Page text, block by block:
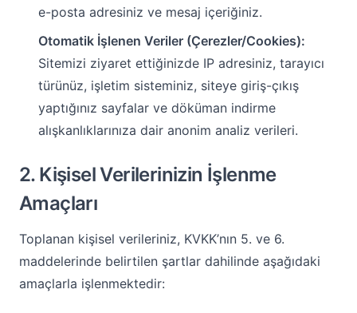
e-posta adresiniz ve mesaj içeriğiniz.
Otomatik İşlenen Veriler (Çerezler/Cookies):
Sitemizi ziyaret ettiğinizde IP adresiniz, tarayıcı
türünüz, işletim sisteminiz, siteye giriş-çıkış
yaptığınız sayfalar ve döküman indirme
alışkanlıklarınıza dair anonim analiz verileri.
2. Kişisel Verilerinizin İşlenme
Amaçları
Toplanan kişisel verileriniz, KVKK’nın 5. ve 6.
maddelerinde belirtilen şartlar dahilinde aşağıdaki
amaçlarla işlenmektedir: